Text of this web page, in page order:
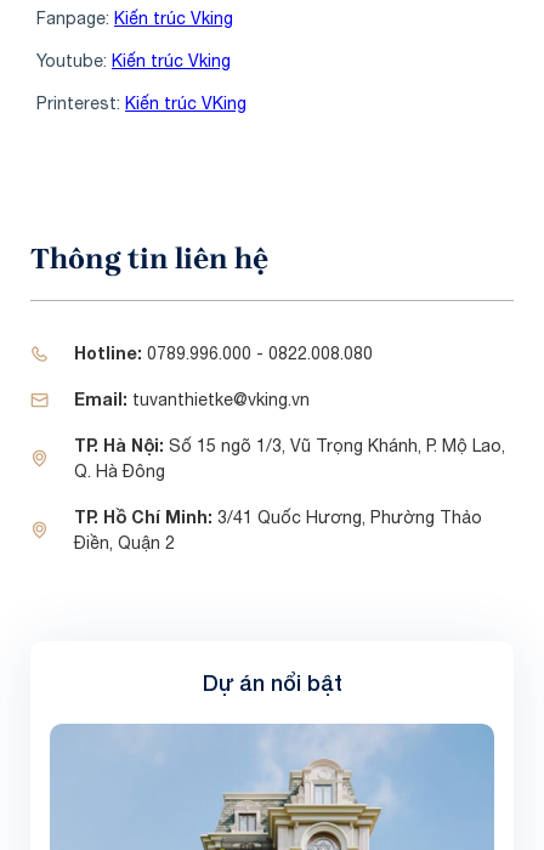
Fanpage: Kiến trúc Vking
Youtube: Kiến trúc Vking
Printerest: Kiến trúc VKing
Thông tin liên hệ
Hotline: 0789.996.000 - 0822.008.080
Email: tuvanthietke@vking.vn
TP. Hà Nội: Số 15 ngõ 1/3, Vũ Trọng Khánh, P. Mộ Lao,
Q. Hà Đông
TP. Hồ Chí Minh: 3/41 Quốc Hương, Phường Thảo
Điền, Quận 2
Dự án nổi bật